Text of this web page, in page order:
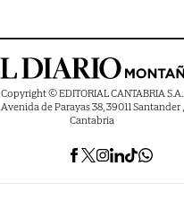
Copyright © EDITORIAL CANTABRIA S.A.
Avenida de Parayas 38, 39011 Santander ,
Cantabria